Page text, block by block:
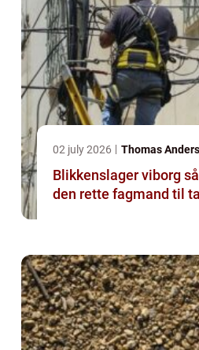
02 july 2026 Thomas
Blikkenslager viborg sådan vælger du
den rette fagmand til